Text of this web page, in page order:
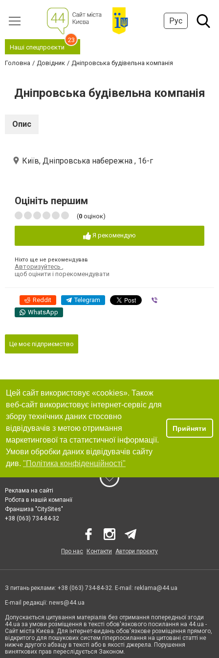
Рус
Наші спецпроєкти
23
Головна Довідник Дніпровська будівельна компанія
Дніпровська будівельна компанія
Опис
Київ, Дніпровська набережна , 16-г
Оцініть першим
(0 оцінок)
Я рекомендую
Ніхто ще не рекомендував
Авторизуйтесь
щоб оцінити і порекомендувати
Reddit Telegram
WhatsApp
Це моє підприємство
Цей сайт використовує «cookies». Також
веб-сайт використовує інтернет-сервіс для
збору технічних даних стосовно
відвідувачів з метою отримання
маркетингової та статистичної інформації.
Умови обробки даних відвідувачів сайту
див. "Політика конфіденційності"
Прийняти
Реклама на сайті
Робота в нашій компанії
Франшиза "CitySites"
+38 (063) 734-84-32
Про нас Контакти Автори проєкту
З питань реклами: +38 (063) 734-84-32. E-mail: reklama@44.ua
E-mail редакції: news@44.ua
Допускається цитування матеріалів без отримання попередньої згоди
44.ua за умови розміщення в тексті обов'язкового посилання на 44.ua -
Сайт міста Києва. Для інтернет-видань обов'язкове розміщення прямого,
відкритого для пошукових систем гіперпосилання на цитовані статті не
нижче другого абзацу в тексті або в якості джерела. Порушення
виняткових прав переслідується Законом.